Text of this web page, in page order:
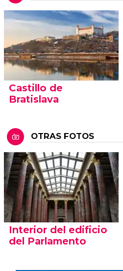
Castillo de
Bratislava
OTRAS FOTOS
Interior del edificio
del Parlamento